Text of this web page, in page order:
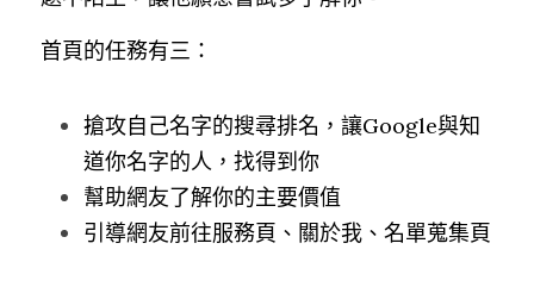
首頁的任務有三：
搶攻自己名字的搜尋排名，讓Google與知
道你名字的人，找得到你
幫助網友了解你的主要價值
引導網友前往服務頁、關於我、名單蒐集頁